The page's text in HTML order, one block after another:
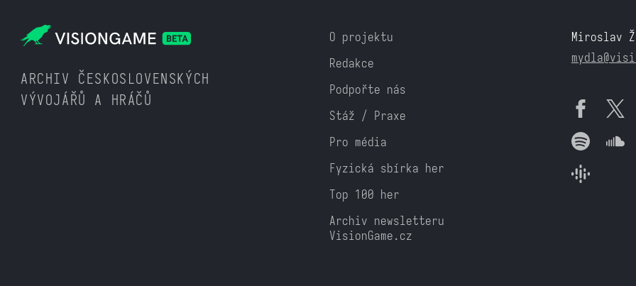
ARCHIV ČESKOSLOVENSKÝCH
VÝVOJÁŘŮ A HRÁČŮ
O projektu
Redakce
Podpořte nás
Stáž / Praxe
Pro média
Fyzická sbírka her
Top 100 her
Archiv newsletteru
VisionGame.cz
Miroslav